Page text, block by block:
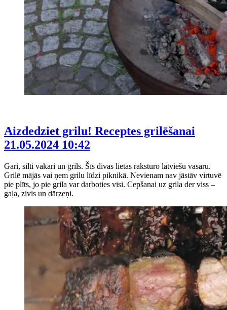
Aizdedziet grilu! Receptes grilēšanai
21.05.2024 10:42
Gari, silti vakari un grils. Šīs divas lietas raksturo latviešu vasaru.
Grilē mājās vai ņem grilu līdzi piknikā. Nevienam nav jāstāv virtuvē
pie plīts, jo pie grila var darboties visi. Cepšanai uz grila der viss –
gaļa, zivis un dārzeņi.